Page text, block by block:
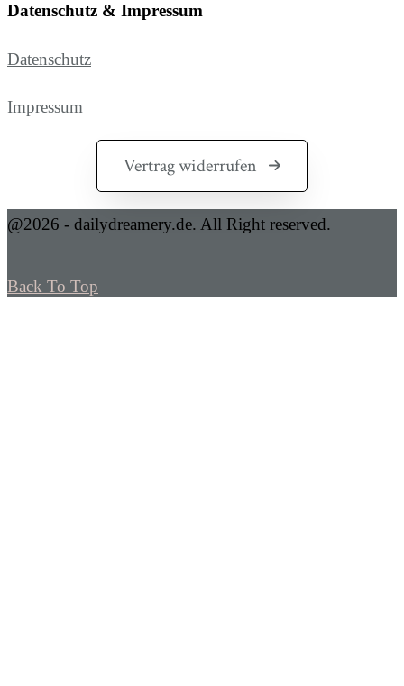
Datenschutz & Impressum
Datenschutz
Impressum
Vertrag widerrufen
@2026 - dailydreamery.de. All Right reserved.
Back To Top